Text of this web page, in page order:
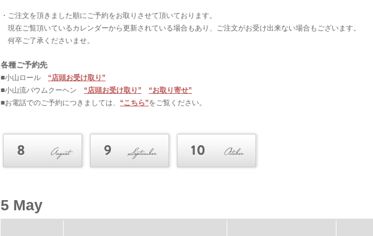
・ご注文を頂きました順にご予約をお取りさせて頂いております。
現在ご覧頂いているカレンダーから更新されている場合もあり、ご注文がお受け出来ない場合もございます。
何卒ご了承くださいませ。
各種ご予約先
■小山ロール “店頭お受け取り”
■小山流バウムクーヘン “店頭お受け取り”
“お取り寄せ”
■お電話でのご予約につきましては、 “こちら”をご覧ください。
5 May